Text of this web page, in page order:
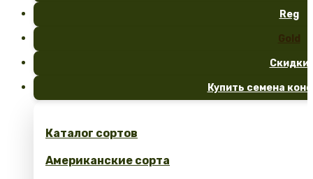
Reg
Gold
Скидки
Купить семена
Каталог сортов
Американские сорта